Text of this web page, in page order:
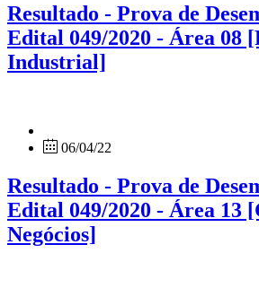
Resultado - Prova de
Edital 049/2020 - Área 08
Industrial]
06/04/22
Resultado - Prova de
Edital 049/2020 - Área 13
Negócios]